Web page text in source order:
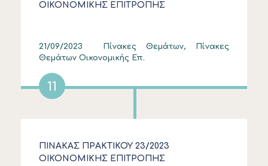
ΟΙΚΟΝΟΜΙΚΗΣ ΕΠΙΤΡΟΠΗΣ
21/09/2023
Πίνακες Θεμάτων, Πίνακες
Θεμάτων Οικονομικής Επ.
11
ΠΙΝΑΚΑΣ ΠΡΑΚΤΙΚΟΥ 23/2023
ΟΙΚΟΝΟΜΙΚΗΣ ΕΠΙΤΡΟΠΗΣ